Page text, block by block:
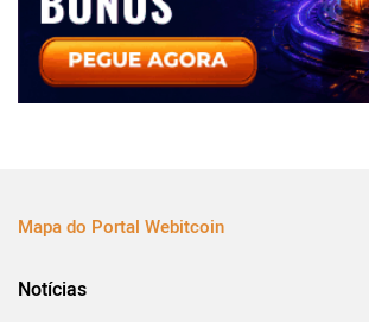
Mapa do Portal Webitcoin
Notícias